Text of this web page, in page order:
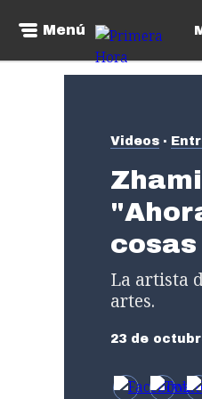
Menú
Videos
La artista
artes.
23 de